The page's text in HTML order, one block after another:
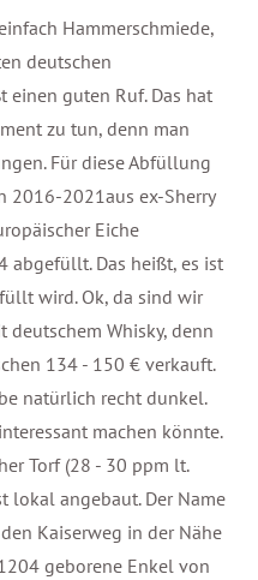
Hammerschmiede,
deutschen
einen guten Ruf. Das hat
zu tun, denn man
Für diese Abfüllung
2016-2021aus ex-Sherry
Eiche
abgefüllt. Das heißt, es ist
wird. Ok, da sind wir
Whisky, denn
134 - 150 € verkauft.
natürlich recht dunkel.
machen könnte.
Torf (28 - 30 ppm lt.
lokal angebaut. Der Name
Kaiserweg in der Nähe
geborene Enkel von